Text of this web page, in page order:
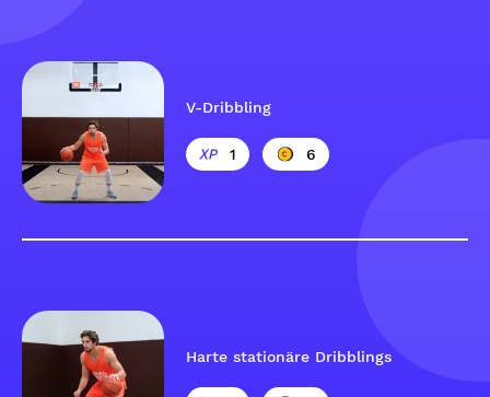
V-Dribbling
1 6
Harte stationäre Dribblings